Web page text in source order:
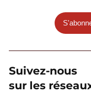
Suivez-nous
sur les